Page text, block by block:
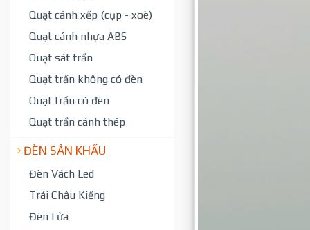
Quạt cánh xếp (cụp - xoè)
Quạt cánh nhựa ABS
Quạt sát trần
Quạt trần không có đèn
Quạt trần có đèn
Quạt trần cánh thép
ĐÈN SÂN KHẤU
Đèn Vách Led
Trái Châu Kiếng
Đèn Lửa